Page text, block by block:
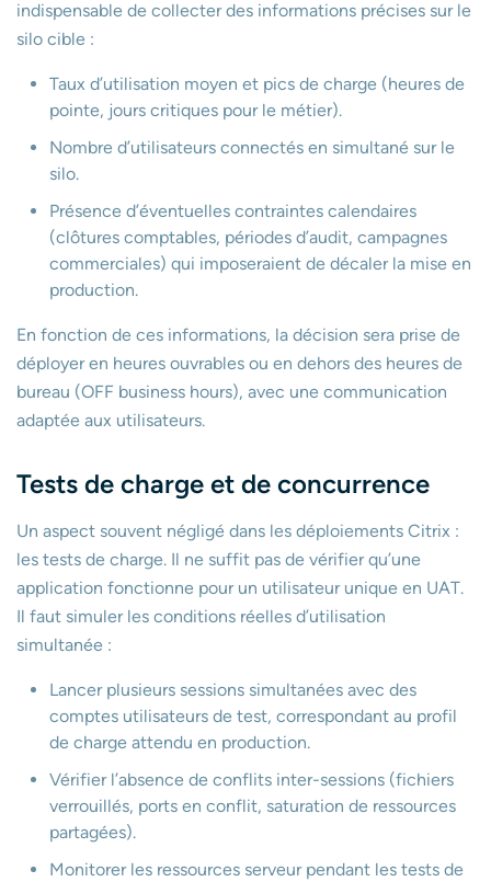
indispensable de collecter des informations précises sur le
silo cible :
Taux d’utilisation moyen et pics de charge (heures de
pointe, jours critiques pour le métier).
Nombre d’utilisateurs connectés en simultané sur le
silo.
Présence d’éventuelles contraintes calendaires
(clôtures comptables, périodes d’audit, campagnes
commerciales) qui imposeraient de décaler la mise en
production.
En fonction de ces informations, la décision sera prise de
déployer en heures ouvrables ou en dehors des heures de
bureau (OFF business hours), avec une communication
adaptée aux utilisateurs.
Tests de charge et de concurrence
Un aspect souvent négligé dans les déploiements Citrix :
les tests de charge. Il ne suffit pas de vérifier qu’une
application fonctionne pour un utilisateur unique en UAT.
Il faut simuler les conditions réelles d’utilisation
simultanée :
Lancer plusieurs sessions simultanées avec des
comptes utilisateurs de test, correspondant au profil
de charge attendu en production.
Vérifier l’absence de conflits inter-sessions (fichiers
verrouillés, ports en conflit, saturation de ressources
partagées).
Monitorer les ressources serveur pendant les tests de